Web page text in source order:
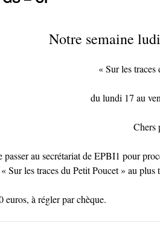
Notre semaine
« Sur les
du lundi 17 au
Chers
passer au secrétariat de EPBI1 pour
Sur les traces du Petit Poucet » au
euros, à régler par chèque.